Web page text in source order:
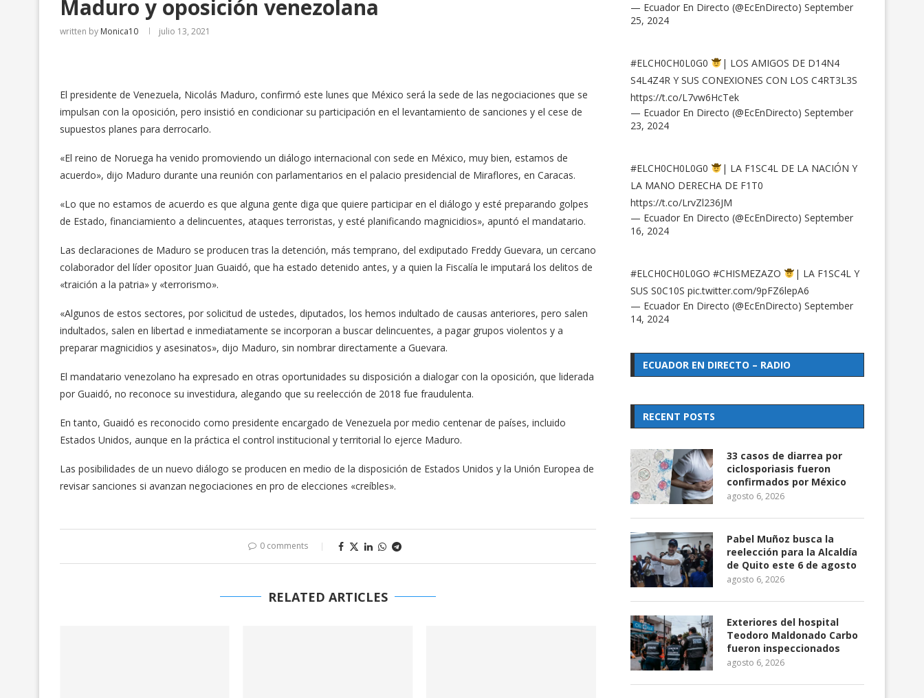
Maduro y oposición venezolana
written by Monica10 julio 13, 2021
El presidente de Venezuela, Nicolás Maduro, confirmó este lunes que México será la sede de las negociaciones que se
impulsan con la oposición, pero insistió en condicionar su participación en el levantamiento de sanciones y el cese de
supuestos planes para derrocarlo.
«El reino de Noruega ha venido promoviendo un diálogo internacional con sede en México, muy bien, estamos de
acuerdo», dijo Maduro durante una reunión con parlamentarios en el palacio presidencial de Miraflores, en Caracas.
«Lo que no estamos de acuerdo es que alguna gente diga que quiere participar en el diálogo y esté preparando golpes
de Estado, financiamiento a delincuentes, ataques terroristas, y esté planificando magnicidios», apuntó el mandatario.
Las declaraciones de Maduro se producen tras la detención, más temprano, del exdiputado Freddy Guevara, un cercano
colaborador del líder opositor Juan Guaidó, que ha estado detenido antes, y a quien la Fiscalía le imputará los delitos de
«traición a la patria» y «terrorismo».
«Algunos de estos sectores, por solicitud de ustedes, diputados, los hemos indultado de causas anteriores, pero salen
indultados, salen en libertad e inmediatamente se incorporan a buscar delincuentes, a pagar grupos violentos y a
preparar magnicidios y asesinatos», dijo Maduro, sin nombrar directamente a Guevara.
El mandatario venezolano ha expresado en otras oportunidades su disposición a dialogar con la oposición, que liderada
por Guaidó, no reconoce su investidura, alegando que su reelección de 2018 fue fraudulenta.
En tanto, Guaidó es reconocido como presidente encargado de Venezuela por medio centenar de países, incluido
Estados Unidos, aunque en la práctica el control institucional y territorial lo ejerce Maduro.
Las posibilidades de un nuevo diálogo se producen en medio de la disposición de Estados Unidos y la Unión Europea de
revisar sanciones si avanzan negociaciones en pro de elecciones «creíbles».
0 comments
RELATED ARTICLES
— Ecuador En Directo (@EcEnDirecto) September
25, 2024
#ELCH0CH0L0G0
| LOS AMIGOS DE D14N4
S4L4Z4R Y SUS CONEXIONES CON LOS C4RT3L3S
https://t.co/L7vw6HcTek
— Ecuador En Directo (@EcEnDirecto) September
23, 2024
#ELCH0CH0L0G0
| LA F1SC4L DE LA NACIÓN Y
LA MANO DERECHA DE F1T0
https://t.co/LrvZl236JM
— Ecuador En Directo (@EcEnDirecto) September
16, 2024
#ELCH0CH0L0GO #CHISMEZAZO
| LA F1SC4L Y
SUS S0C10S pic.twitter.com/9pFZ6lepA6
— Ecuador En Directo (@EcEnDirecto) September
14, 2024
ECUADOR EN DIRECTO – RADIO
RECENT POSTS
33 casos de diarrea por
ciclosporiasis fueron
confirmados por México
agosto 6, 2026
Pabel Muñoz busca la
reelección para la Alcaldía
de Quito este 6 de agosto
agosto 6, 2026
Exteriores del hospital
Teodoro Maldonado Carbo
fueron inspeccionados
agosto 6, 2026